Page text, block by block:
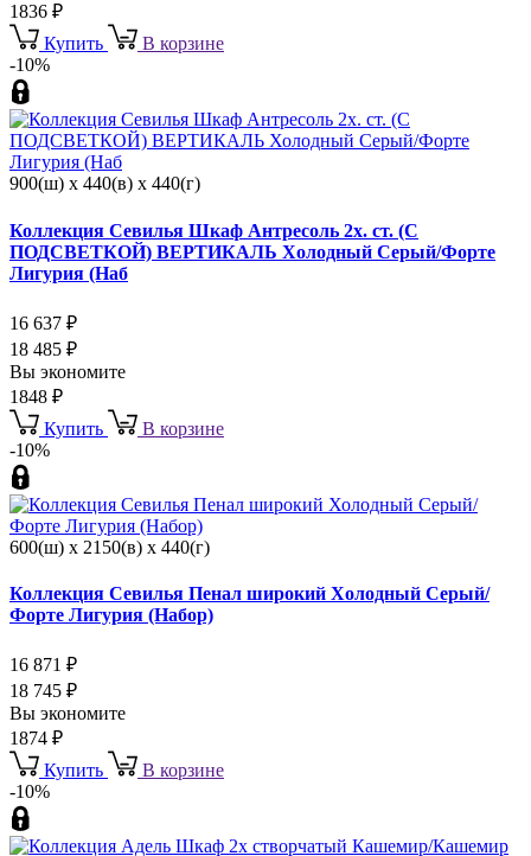
1836 ₽
Купить
В корзине
-10%
900(ш) x 440(в) x 440(г)
Коллекция Севилья Шкаф Антресоль 2х. ст. (С
ПОДСВЕТКОЙ) ВЕРТИКАЛЬ Холодный Серый/Форте
Лигурия (Наб
16 637 ₽
18 485 ₽
Вы экономите
1848 ₽
Купить
В корзине
-10%
600(ш) x 2150(в) x 440(г)
Коллекция Севилья Пенал широкий Холодный Серый/
Форте Лигурия (Набор)
16 871 ₽
18 745 ₽
Вы экономите
1874 ₽
Купить
В корзине
-10%